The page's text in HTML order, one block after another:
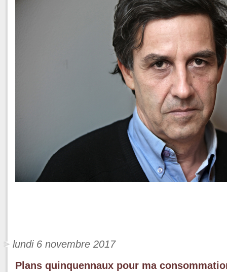
lundi 6 novembre 2017
Plans quinquennaux pour ma